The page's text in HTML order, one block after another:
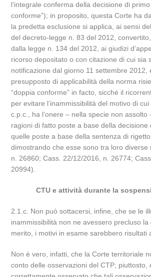
l’integrale conferma della decisione di
conforme”); in proposito, questa Corte ha
la predetta esclusione si applica, ai sensi
del decreto-legge n. 83 del 2012,
dalla legge n. 134 del 2012, ai giudizi
ricorso depositato o con citazione di cui sia
notificazione dal giorno 11 settembre 2012,
presupposto di applicabilità della norma
“doppia conforme” in facto, sicché il
per evitare l’inammissibilità del motivo di
c.p.c., ha l’onere – nella specie non assolto
ragioni di fatto poste a base della decisione
quelle poste a base della sentenza di rigetto
dimostrando che esse sono tra loro diverse
n. 26860; Cass. 22/12/2016, n. 26774;
20994).
CTU e attività durante la
2.1.c. Non può sottacersi, infine, che se le
inammissibilità non ne avessero precluso la
merito, i motivi in esame sarebbero risultati
Non è vero, infatti, che la Corte territoriale
conto delle osservazioni del CTP; piuttosto,